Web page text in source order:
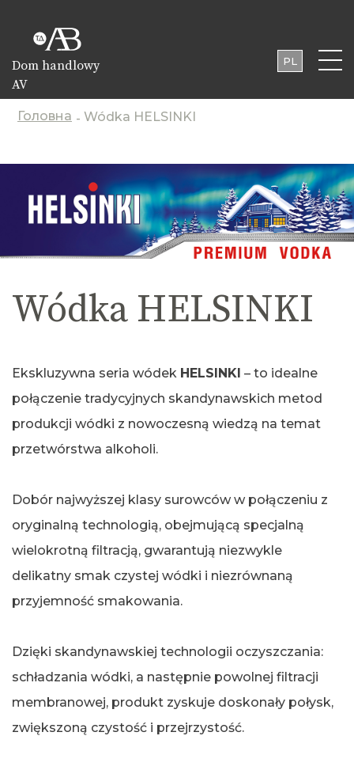
Dom handlowy
AV
PL
Головна - Wódka HELSINKI
Wódka HELSINKI
Ekskluzywna seria wódek HELSINKI – to idealne
połączenie tradycyjnych skandynawskich metod
produkcji wódki z nowoczesną wiedzą na temat
przetwórstwa alkoholi.
Dobór najwyższej klasy surowców w połączeniu z
oryginalną technologią, obejmującą specjalną
wielokrotną filtracją, gwarantują niezwykle
delikatny smak czystej wódki i niezrównaną
przyjemność smakowania.
Dzięki skandynawskiej technologii oczyszczania:
schładzania wódki, a następnie powolnej filtracji
membranowej, produkt zyskuje doskonały połysk,
zwiększoną czystość i przejrzystość.